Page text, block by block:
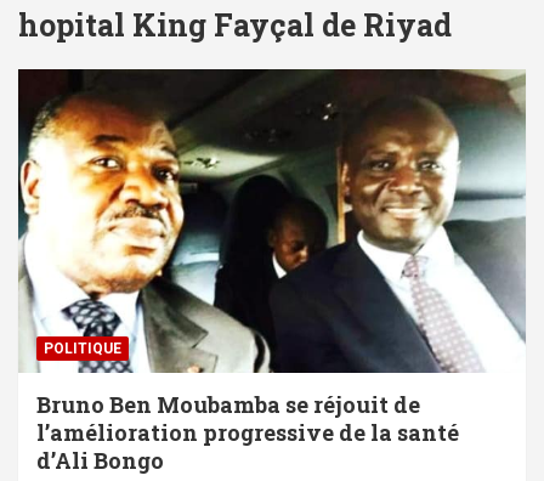
hopital King Fayçal de Riyad
POLITIQUE
Bruno Ben Moubamba se réjouit de
l’amélioration progressive de la santé
d’Ali Bongo